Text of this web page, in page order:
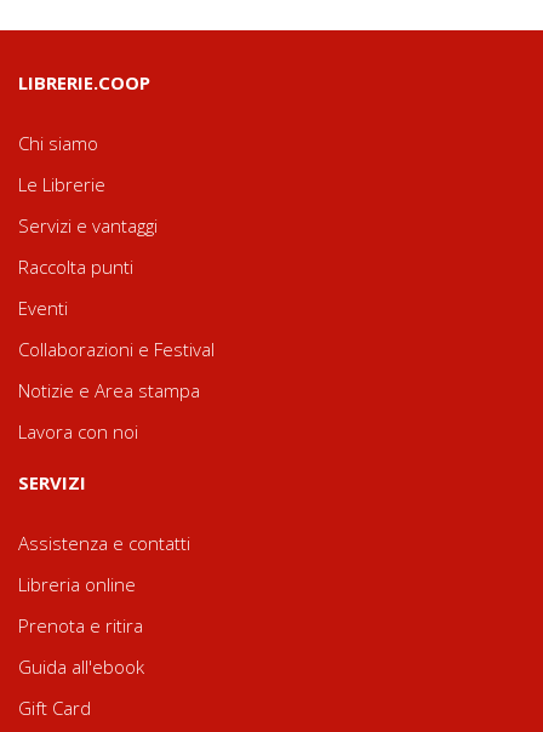
LIBRERIE.COOP
Chi siamo
Le Librerie
Servizi e vantaggi
Raccolta punti
Eventi
Collaborazioni e Festival
Notizie e Area stampa
Lavora con noi
SERVIZI
Assistenza e contatti
Libreria online
Prenota e ritira
Guida all'ebook
Gift Card